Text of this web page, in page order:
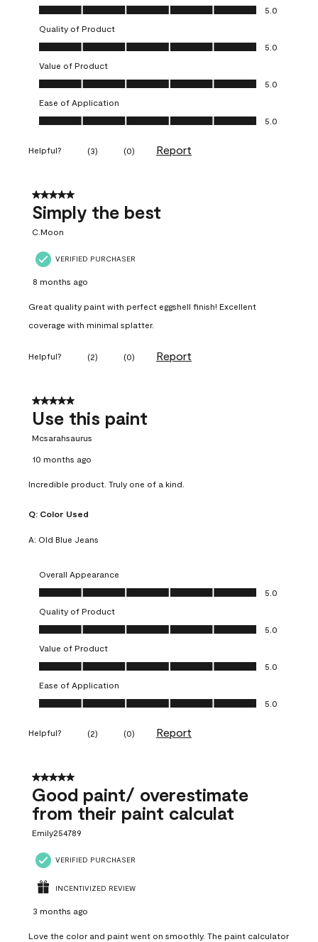
Overall Appearance, 5.0 out of 5
5.0
Quality of Product
Quality of Product, 5.0 out of 5
5.0
Value of Product
Value of Product, 5.0 out of 5
5.0
Ease of Application
Ease of Application, 5.0 out of 5
5.0
Helpful? (3) (0) Report
5 out of 5 stars.
Simply the best
C.Moon
VERIFIED PURCHASER
8 months ago
Great quality paint with perfect eggshell finish! Excellent
coverage with minimal splatter.
Helpful? (2) (0) Report
5 out of 5 stars.
Use this paint
Mcsarahsaurus
10 months ago
Incredible product. Truly one of a kind.
Q: Color Used
A: Old Blue Jeans
Overall Appearance
Overall Appearance, 5.0 out of 5
5.0
Quality of Product
Quality of Product, 5.0 out of 5
5.0
Value of Product
Value of Product, 5.0 out of 5
5.0
Ease of Application
Ease of Application, 5.0 out of 5
5.0
Helpful? (2) (0) Report
5 out of 5 stars.
Good paint/ overestimate
from their paint calculat
Emily254789
VERIFIED PURCHASER
INCENTIVIZED REVIEW
3 months ago
Love the color and paint went on smoothly. The paint calculator